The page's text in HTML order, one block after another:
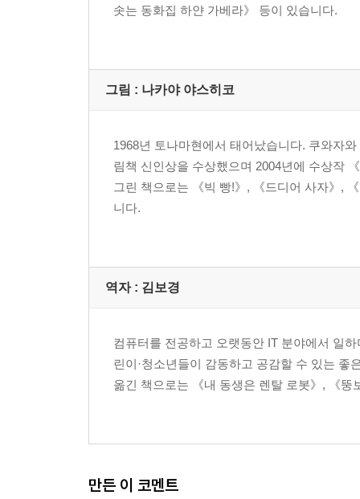
솟는 동화집 하얀 가베라》 등이 있습니다.
그림 : 나카야 야스히코
1968년 토나마현에서 태어났습니다. 쿠와자
림책 신인상을 수상했으며 2004년에 수상작
그린 책으로는 《빅 빵!》, 《드디어 사자》,
니다.
역자 : 김보경
컴퓨터를 전공하고 오랫동안 IT 분야에서 일하
린이·청소년들이 감동하고 공감할 수 있는 좋
옮긴 책으로는 《내 동생은 렌탈 로봇》, 《
만든 이 코멘트